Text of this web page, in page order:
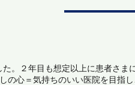
。２年目も想定以上に患者さ
の心＝気持ちのいい医院を目指